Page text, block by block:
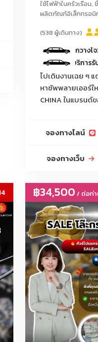
เผา/เครื่องพรวนดินมือ/เสี
กรุณาแจ้งประเภทสินค้าก่
, เฟอร์นิเจอร์ตกแต่งบ้าน, เฟ
โต๊ะกลาง, เก้าอี้, เตียงนอ
ต่งบ้าน, โคมไฟโรงแรม, โค
โคมไฟคริสตัล, โคมไฟLED, ดา
ใช้ไฟฟ้าในครัวเรือน
ผลิตภัณฑ์อิเล็กทรอนิ
(538 ผู้เดินทาง)
หว่างสนามบินกวางโจว-โรงแร
กด์ มีคนขับรถบริการรับส่งระหว่
ไปเดินงานเฉย ๆ
หาซัพพลายเออร์ใ
CHINA ในแบรนด์
จองทางไลน์
จองทางเว็บ
฿34,500 / ต่อท่